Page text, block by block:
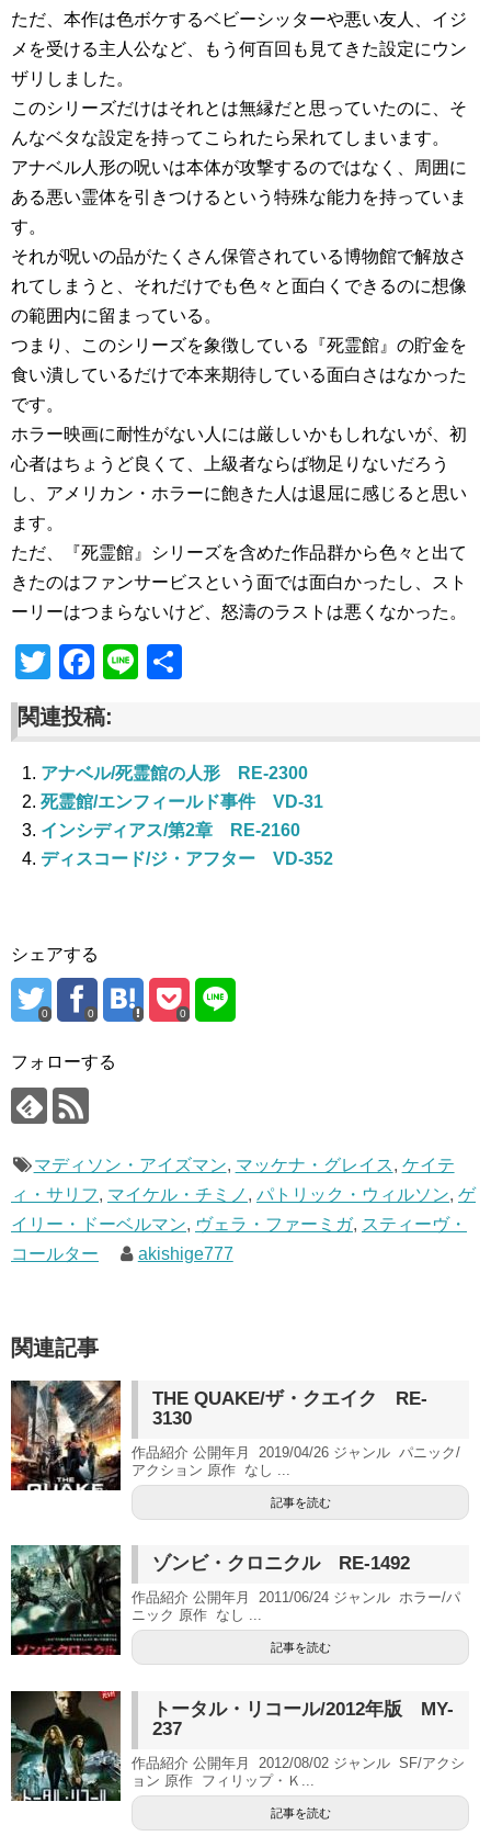
ただ、本作は色ボケするベビーシッターや悪い友人、イジ
メを受ける主人公など、もう何百回も見てきた設定にウン
ザリしました。
このシリーズだけはそれとは無縁だと思っていたのに、そ
んなベタな設定を持ってこられたら呆れてしまいます。
アナベル人形の呪いは本体が攻撃するのではなく、周囲に
ある悪い霊体を引きつけるという特殊な能力を持っていま
す。
それが呪いの品がたくさん保管されている博物館で解放さ
れてしまうと、それだけでも色々と面白くできるのに想像
の範囲内に留まっている。
つまり、このシリーズを象徴している『死霊館』の貯金を
食い潰しているだけで本来期待している面白さはなかった
です。
ホラー映画に耐性がない人には厳しいかもしれないが、初
心者はちょうど良くて、上級者ならば物足りないだろう
し、アメリカン・ホラーに飽きた人は退屈に感じると思い
ます。
ただ、『死霊館』シリーズを含めた作品群から色々と出て
きたのはファンサービスという面では面白かったし、スト
ーリーはつまらないけど、怒濤のラストは悪くなかった。
T
wi
tt
er
F
a
c
e
b
o
o
Li
e
関連投稿:
アナベル/死霊館の人形 RE-2300
死霊館/エンフィールド事件 VD-31
インシディアス/第2章 RE-2160
ディスコード/ジ・アフター VD-352
シェアする
0 0 0
フォローする
マディソン・アイズマン, マッケナ・グレイス, ケイテ
ィ・サリフ, マイケル・チミノ , パトリック・ウィルソン, ゲ
イリー・ドーベルマン, ヴェラ・ファーミガ, スティーヴ・
コールター
akishige777
関連記事
THE QUAKE/ザ・クエイク RE-
3130
作品紹介 公開年月 2019/04/26 ジャンル パニック/
アクション 原作 なし ...
記事を読む
ゾンビ・クロニクル RE-1492
作品紹介 公開年月 2011/06/24 ジャンル ホラー/パ
ニック 原作 なし ...
記事を読む
トータル・リコール/2012年版 MY-
237
作品紹介 公開年月 2012/08/02 ジャンル SF/アクシ
ョン 原作 フィリップ・Ｋ...
記事を読む